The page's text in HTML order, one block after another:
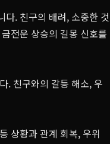
다. 친구의 배려, 소중한 것
전운 상승의 길몽 신호를
. 친구와의 갈등 해소, 우
상황과 관계 회복, 우위